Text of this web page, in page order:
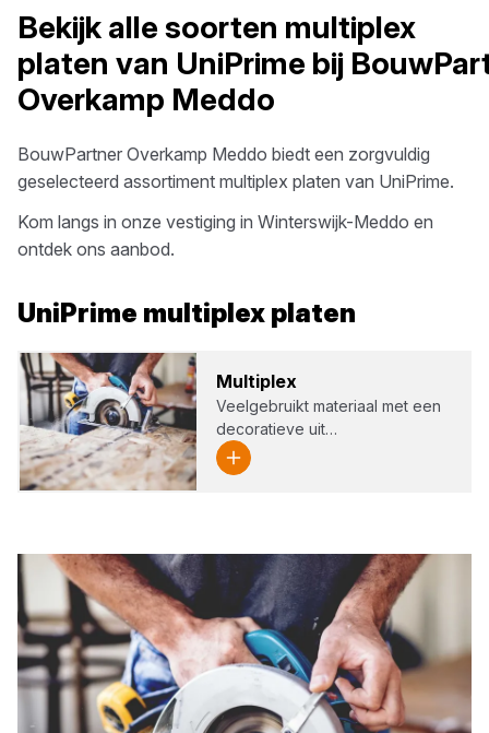
Bekijk alle soorten multiplex
platen van UniPrime bij
Overkamp Meddo
BouwPartner Overkamp Meddo biedt een zorgvuldig
geselecteerd assortiment multiplex platen van UniPrime.
Kom langs in onze vestiging in Winterswijk-Meddo en
ontdek ons aanbod.
UniPrime multiplex platen
Mul­ti­plex
Veelgebruikt materiaal met een
decoratieve uit…